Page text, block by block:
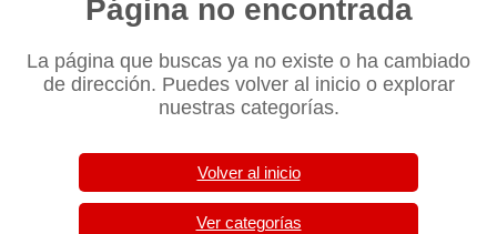
Página no encontrada
La página que buscas ya no existe o ha cambiado
de dirección. Puedes volver al inicio o explorar
nuestras categorías.
Volver al inicio
Ver categorías